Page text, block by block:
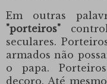
Em outras
"porteiros"
seculares.
armados não
o papa.
decoro. Até